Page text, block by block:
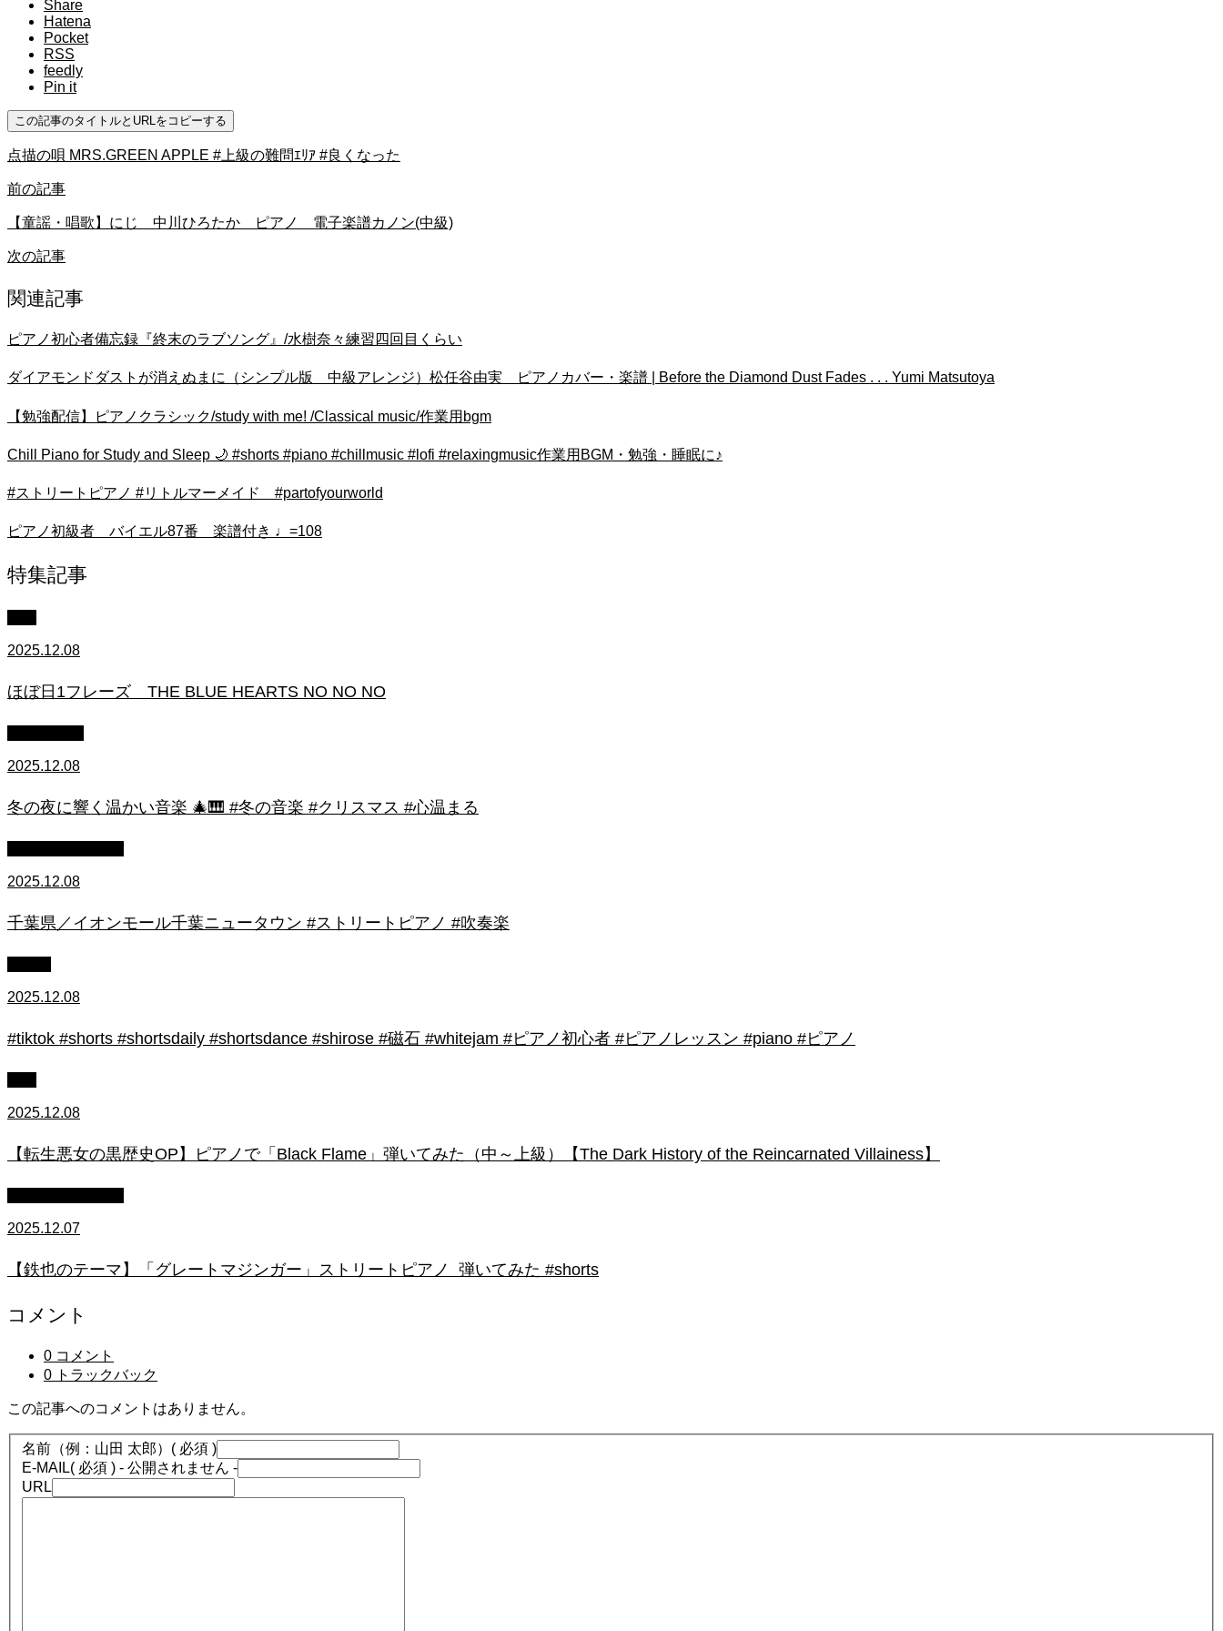
Share
Hatena
Pocket
RSS
feedly
Pin it
この記事のタイトルとURLをコピーする
点描の唄 MRS.GREEN APPLE #上級の難問ｴﾘｱ #良くなった
前の記事
【童謡・唱歌】にじ 中川ひろたか ピアノ 電子楽譜カノン(中級)
次の記事
関連記事
ピアノ初心者備忘録『終末のラブソング』/水樹奈々練習四回目くらい
ダイアモンドダストが消えぬまに（シンプル版 中級アレンジ）松任谷由実 ピアノカバー・楽譜 | Before the Diamond Dust Fades . . . Yumi Matsutoya
【勉強配信】ピアノクラシック/study with me! /Classical music/作業用bgm
Chill Piano for Study and Sleep 🌙 #shorts #piano #chillmusic #lofi #relaxingmusic作業用BGM・勉強・睡眠に♪
#ストリートピアノ #リトルマーメイド #partofyourworld
ピアノ初級者 バイエル87番 楽譜付き ♩=108
特集記事
2025.12.08
ほぼ日1フレーズ THE BLUE HEARTS NO NO NO
2025.12.08
冬の夜に響く温かい音楽 🎄🎹 #冬の音楽 #クリスマス #心温まる
2025.12.08
千葉県／イオンモール千葉ニュータウン #ストリートピアノ #吹奏楽
2025.12.08
#tiktok #shorts #shortsdaily #shortsdance #shirose #磁石 #whitejam #ピアノ初心者 #ピアノレッスン #piano #ピアノ
2025.12.08
【転生悪女の黒歴史OP】ピアノで「Black Flame」弾いてみた（中～上級）【The Dark History of the Reincarnated Villainess】
2025.12.07
【鉄也のテーマ】「グレートマジンガー」ストリートピアノ 弾いてみた #shorts
コメント
0 コメント
0 トラックバック
この記事へのコメントはありません。
名前（例：山田 太郎） ( 必須 )
E-MAIL( 必須 ) - 公開されません -
URL